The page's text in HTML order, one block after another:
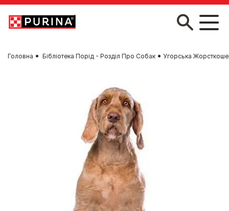
Skip to main content
Головна Бібліотека Порід - Розділ Про Собак Угорська